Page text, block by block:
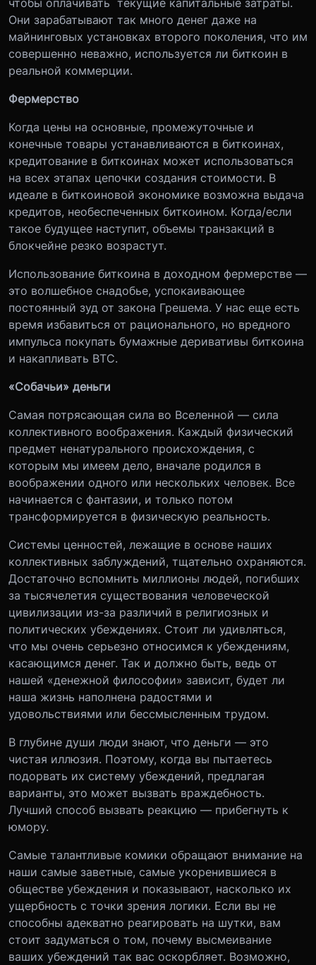
Они зарабатывают так много денег даже на
майнинговых установках второго поколения, что им
совершенно неважно, используется ли биткоин в
реальной коммерции.
Фермерство
Когда цены на основные, промежуточные и
конечные товары устанавливаются в биткоинах,
кредитование в биткоинах может использоваться
на всех этапах цепочки создания стоимости. В
идеале в биткоиновой экономике возможна выдача
кредитов, необеспеченных биткоином. Когда/если
такое будущее наступит, объемы транзакций в
блокчейне резко возрастут.
Использование биткоина в доходном фермерстве —
это волшебное снадобье, успокаивающее
постоянный зуд от закона Грешема. У нас еще есть
время избавиться от рационального, но вредного
импульса покупать бумажные деривативы биткоина
и накапливать ВТС.
«Собачьи» деньги
Самая потрясающая сила во Вселенной — сила
коллективного воображения. Каждый физический
предмет ненатурального происхождения, с
которым мы имеем дело, вначале родился в
воображении одного или нескольких человек. Все
начинается с фантазии, и только потом
трансформируется в физическую реальность.
Системы ценностей, лежащие в основе наших
коллективных заблуждений, тщательно охраняются.
Достаточно вспомнить миллионы людей, погибших
за тысячелетия существования человеческой
цивилизации из-за различий в религиозных и
политических убеждениях. Стоит ли удивляться,
что мы очень серьезно относимся к убеждениям,
касающимся денег. Так и должно быть, ведь от
нашей «денежной философии» зависит, будет ли
наша жизнь наполнена радостями и
удовольствиями или бессмысленным трудом.
В глубине души люди знают, что деньги — это
чистая иллюзия. Поэтому, когда вы пытаетесь
подорвать их систему убеждений, предлагая
варианты, это может вызвать враждебность.
Лучший способ вызвать реакцию — прибегнуть к
юмору.
Самые талантливые комики обращают внимание на
наши самые заветные, самые укоренившиеся в
обществе убеждения и показывают, насколько их
ущербность с точки зрения логики. Если вы не
способны адекватно реагировать на шутки, вам
стоит задуматься о том, почему высмеивание
ваших убеждений так вас оскорбляет. Возможно,